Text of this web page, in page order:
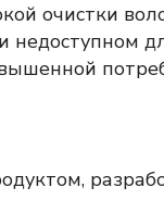
очистки
недоступном